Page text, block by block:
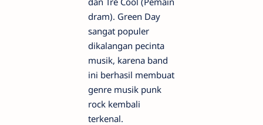
dram). Green Day
sangat populer
dikalangan pecinta
musik, karena band
ini berhasil membuat
genre musik punk
rock kembali
terkenal.